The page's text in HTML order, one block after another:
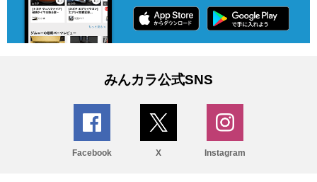
みんカラ公式SNS
Facebook X Instagram